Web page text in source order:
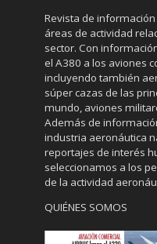
Revista de
áreas de actividad
sector. Con
el A380 a los aviones
incluyendo también
súper cazas de las
mundo, aviones
Además de
industria aeronáutica
reportajes de interés
seleccionamos a los
de la actividad
QUIÉNES SOMOS